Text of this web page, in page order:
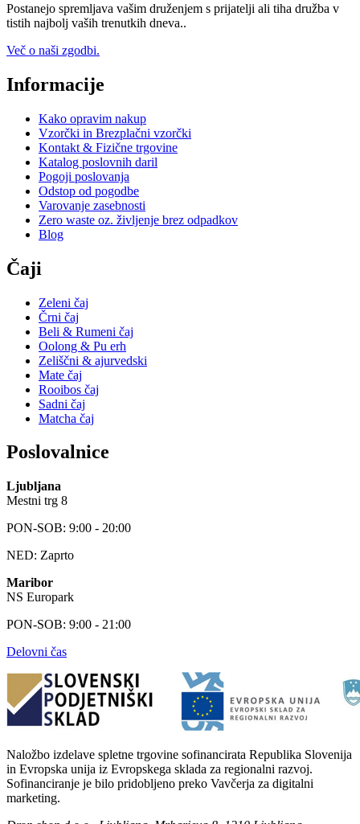
Postanejo spremljava vašim druženjem s prijatelji ali tiha družba v
tistih najbolj vaših trenutkih dneva..
Več o naši zgodbi.
Informacije
Kako opravim nakup
Vzorčki in Brezplačni vzorčki
Kontakt & Fizične trgovine
Katalog poslovnih daril
Pogoji poslovanja
Odstop od pogodbe
Varovanje zasebnosti
Zero waste oz. življenje brez odpadkov
Blog
Čaji
Zeleni čaj
Črni čaj
Beli & Rumeni čaj
Oolong & Pu erh
Zeliščni & ajurvedski
Mate čaj
Rooibos čaj
Sadni čaj
Matcha čaj
Poslovalnice
Ljubljana
Mestni trg 8
PON-SOB: 9:00 - 20:00
NED: Zaprto
Maribor
NS Europark
PON-SOB: 9:00 - 21:00
Delovni čas
Naložbo izdelave spletne trgovine sofinancirata Republika Slovenija
in Evropska unija iz Evropskega sklada za regionalni razvoj.
Sofinanciranje je bilo pridobljeno preko Vavčerja za digitalni
marketing.